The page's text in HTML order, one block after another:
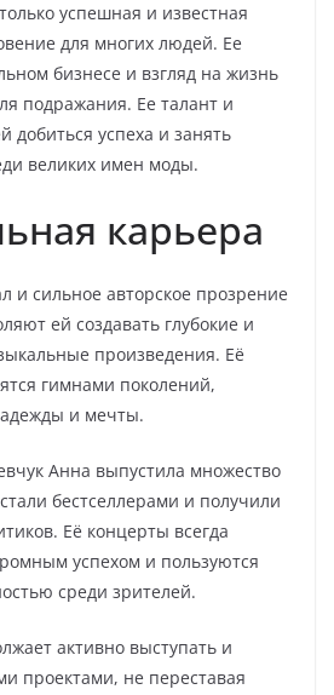
успешная и известная
для многих людей. Ее
бизнесе и взгляд на жизнь
подражания. Ее талант и
добиться успеха и занять
великих имен моды.
карьера
и сильное авторское прозрение
ей создавать глубокие и
произведения. Её
гимнами поколений,
и мечты.
Анна выпустила множество
бестселлерами и получили
Её концерты всегда
успехом и пользуются
среди зрителей.
активно выступать и
проектами, не переставая